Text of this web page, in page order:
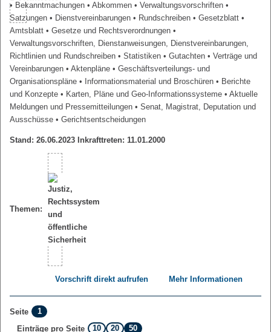
• Bekanntmachungen • Abkommen • Verwaltungsvorschriften •
Satzungen • Dienstvereinbarungen • Rundschreiben • Gesetzblatt •
Amtsblatt • Gesetze und Rechtsverordnungen •
Verwaltungsvorschriften, Dienstanweisungen, Dienstvereinbarungen,
Richtlinien und Rundschreiben • Statistiken • Gutachten • Verträge und
Vereinbarungen • Aktenpläne • Geschäftsverteilungs- und
Organisationspläne • Informationsmaterial und Broschüren • Berichte
und Konzepte • Karten, Pläne und Geo-Informationssysteme • Aktuelle
Meldungen und Pressemitteilungen • Senat, Magistrat, Deputation und
Ausschüsse • Gerichtsentscheidungen
Stand: 26.06.2023 Inkrafttreten: 11.01.2000
Themen:
Vorschrift direkt aufrufen Mehr Informationen
Seite
1
Einträge pro Seite
10 20 50